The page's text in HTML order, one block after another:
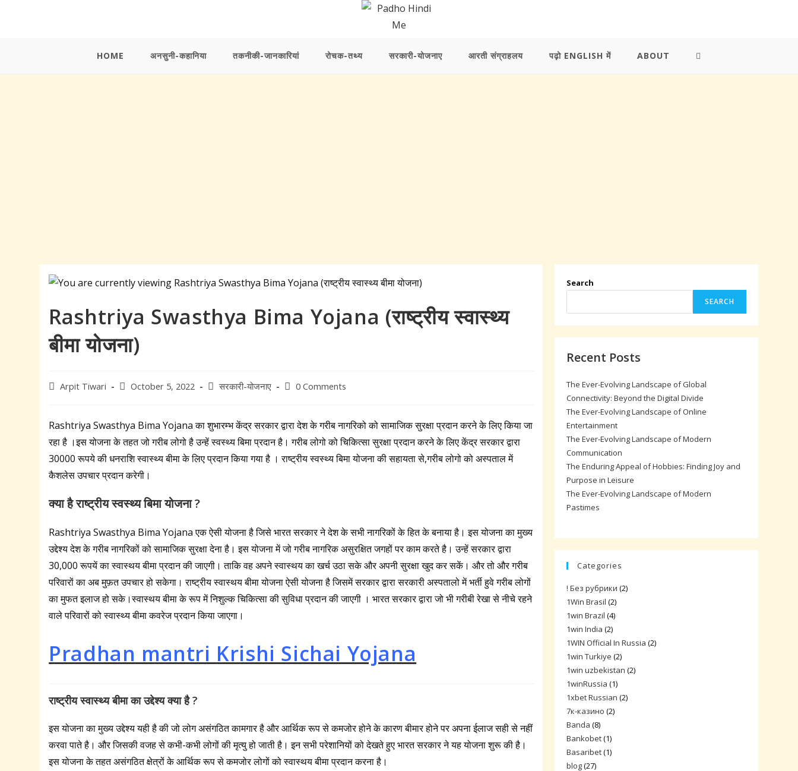
HOME
अनसुनी-कहानिया तकनीकी-जानकारियां रोचक-तथ्य सरकारी-योजनाए आरती संग्राहलय पढ़ो ENGLISH में ABOUT
Rashtriya Swasthya Bima Yojana (राष्ट्रीय स्वास्थ्य
बीमा योजना)
PostArpit Tiwari
PostOctober 5, 2022
Postसरकारी-योजनाए
Post0 Comments
Rashtriya Swasthya Bima Yojana का शुभारम्भ केंद्र सरकार द्वारा देश के गरीब नागरिको को सामाजिक सुरक्षा प्रदान करने के लिए किया जा
रहा है ।इस योजना के तहत जो गरीब लोगो है उन्हें स्वस्थ्य बिमा प्रदान है। गरीब लोगो को चिकित्सा सुरक्षा प्रदान करने के लिए केंद्र सरकार द्वारा
30000 रूपये की धनराशि स्वास्थ्य बीमा के लिए प्रदान किया गया है । राष्ट्रीय स्वस्थ्य बिमा योजना की सहायता से,गरीब लोगो को अस्पताल में
कैशलेस उपचार प्रदान करेगी।
क्या है राष्ट्रीय स्वस्थ्य बिमा योजना ?
Rashtriya Swasthya Bima Yojana एक ऐसी योजना है जिसे भारत सरकार ने देश के सभी नागरिकों के हित के बनाया है। इस योजना का मुख्य
उद्देश्य देश के गरीब नागरिकों को सामाजिक सुरक्षा देना है। इस योजना में जो गरीब नागरिक असुरक्षित जगहों पर काम करते है। उन्हें सरकार द्वारा
30,000 रूपयें का स्वास्थय बीमा प्रदान की जाएगी। ताकि वह अपने स्वास्थय का खर्च उठा सके और अपनी सुरक्षा खुद कर सकें। और तो और गरीब
परिवारों का अब मुफ़त उपचार हो सकेगा। राष्ट्रीय स्वास्थय बीमा योजना ऐसी योजना है जिसमें सरकार द्वारा सरकारी अस्पतालो में भर्ती हुवे गरीब लोगों
का मुफत इलाज हो सके।स्वास्थय बीमा के रूप में निशुल्क चिकित्सा की सुविधा प्रदान की जाएगी । भारत सरकार द्वारा जो भी गरीबी रेखा से नीचे रहने
वाले परिवारों को स्‍वास्‍थ्‍य बीमा कवरेज प्रदान किया जाएगा।
Pradhan mantri Krishi Sichai Yojana
राष्ट्रीय स्वास्थ्य बीमा का उद्देश्य क्या है ?
इस योजना का मुख्य उद्देश्य यही है की जो लोग असंगठित कामगार है और आर्थिक रूप से कमजोर होने के कारण बीमार होने पर अपना ईलाज सही से नहीं
करवा पाते है। और जिसकी वजह से कभी-कभी लोगों की मृत्यु हो जाती है। इन सभी परेशानियों को देखते हुए भारत सरकार ने यह योजना शुरू की है।
इस योजना के तहत असंगठित क्षेत्रों के आर्थिक रूप से कमजोर लोगों को स्वास्थय बीमा प्रदान करना है।
Search
SEARCH
Recent Posts
The Ever-Evolving Landscape of Global
Connectivity: Beyond the Digital Divide
The Ever-Evolving Landscape of Online
Entertainment
The Ever-Evolving Landscape of Modern
Communication
The Enduring Appeal of Hobbies: Finding Joy and
Purpose in Leisure
The Ever-Evolving Landscape of Modern
Pastimes
Categories
! Без рубрики (2)
1Win Brasil (2)
1win Brazil (4)
1win India (2)
1WIN Official In Russia (2)
1win Turkiye (2)
1win uzbekistan (2)
1winRussia (1)
1xbet Russian (2)
7к-казино (2)
Banda (8)
Bankobet(1)
Basaribet(1)
blog(27)